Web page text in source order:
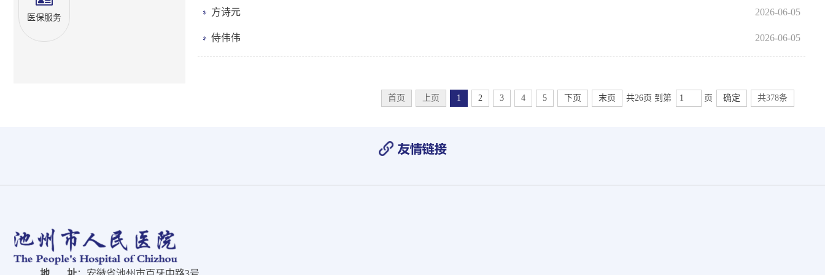
2026-06-05
方诗元
2026-06-05
侍伟伟
首页 上页 1 2 3 4 5 下页 末页 共26页 到第 页 确定 共378条
医保服务